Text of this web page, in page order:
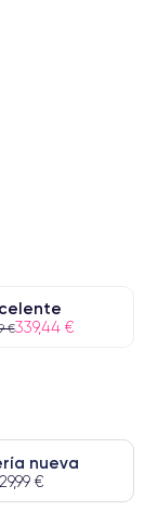
€339,44 €
Premium.
nueva
29,99 €